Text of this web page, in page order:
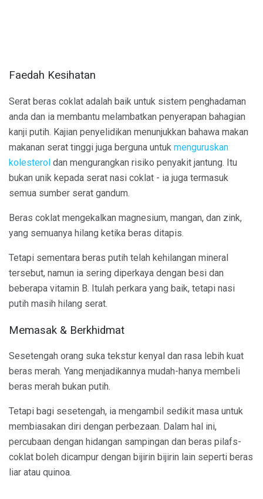
Faedah Kesihatan
Serat beras coklat adalah baik untuk sistem penghadaman
anda dan ia membantu melambatkan penyerapan bahagian
kanji putih. Kajian penyelidikan menunjukkan bahawa makan
makanan serat tinggi juga berguna untuk menguruskan
kolesterol dan mengurangkan risiko penyakit jantung. Itu
bukan unik kepada serat nasi coklat - ia juga termasuk
semua sumber serat gandum.
Beras coklat mengekalkan magnesium, mangan, dan zink,
yang semuanya hilang ketika beras ditapis.
Tetapi sementara beras putih telah kehilangan mineral
tersebut, namun ia sering diperkaya dengan besi dan
beberapa vitamin B. Itulah perkara yang baik, tetapi nasi
putih masih hilang serat.
Memasak & Berkhidmat
Sesetengah orang suka tekstur kenyal dan rasa lebih kuat
beras merah. Yang menjadikannya mudah-hanya membeli
beras merah bukan putih.
Tetapi bagi sesetengah, ia mengambil sedikit masa untuk
membiasakan diri dengan perbezaan. Dalam hal ini,
percubaan dengan hidangan sampingan dan beras pilafs-
coklat boleh dicampur dengan bijirin bijirin lain seperti beras
liar atau quinoa.